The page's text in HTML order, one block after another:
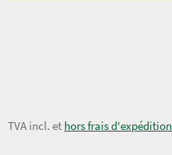
42,50 €
TVA incl. et hors frais d'expédition